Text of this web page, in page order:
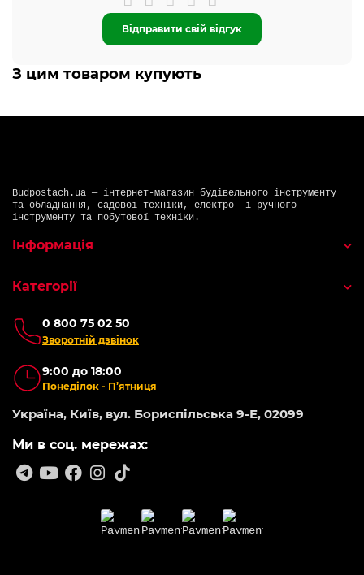
Відправити свій відгук
З цим товаром купують
Budpostach.ua — інтернет-магазин будівельного інструменту
та обладнання, садової техніки, електро- і ручного
інструменту та побутової техніки.
0 800 75 02 50
Зворотній дзвінок
9:00 до 18:00
Понеділок - П’ятниця
Україна, Київ, вул. Бориспільська 9-Е, 02099
Ми в соц. мережах:
Інформація
Категорії